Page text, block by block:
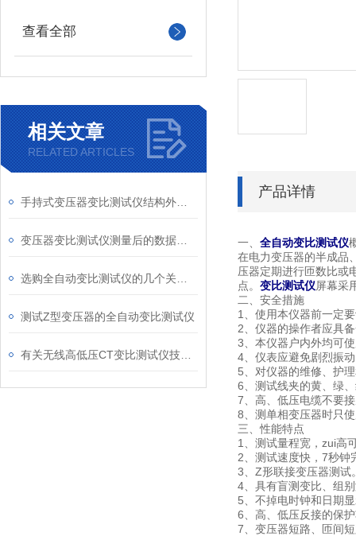
查看全部
相关文章
RELATED ARTICLES
测试Z型变压器的全自动变比测试仪
产品详情
一、 全自动变比测试仪
在电力变压器的半成品
压器定期进行匝数比或
点。 变比测试仪屏幕采
二、安全措施
1、使用本仪器前一定
2、仪器的操作者应具
3、本仪器户内外均可
4、仪表应避免剧烈振
5、对仪器的维修、护
6、测试线夹的黄、绿
7、高、低压电缆不要
8、测单相变压器时只
三、性能特点
1、测试量程宽，zui高
2、测试速度快，7秒钟
3、Z形联接变压器测试
4、具有盲测变比、组
5、不掉电时钟和日期
6、高、低压反接的保
7、变压器短路、匝间